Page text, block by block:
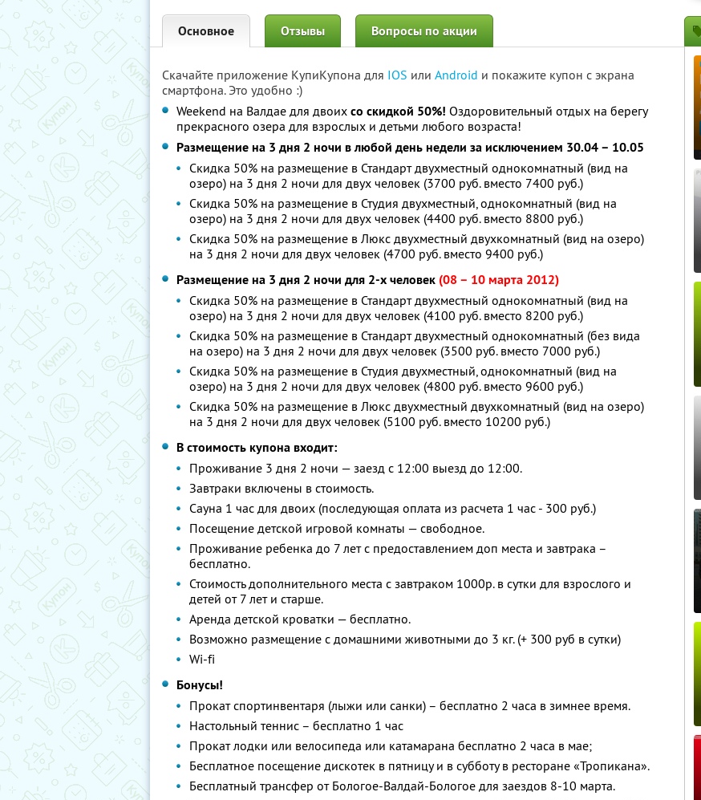
Основное Отзывы Вопросы по акции
Скачайте приложение КупиКупона для IOS или Android и покажите купон с экрана
смартфона. Это удобно :)
Weekend на Валдае для двоих со скидкой 50%! Оздоровительный отдых на берегу
прекрасного озера для взрослых и детьми любого возраста!
Размещение на 3 дня 2 ночи в любой день недели за исключением 30.04 – 10.05
Скидка 50% на размещение в Стандарт двухместный однокомнатный (вид на
озеро) на 3 дня 2 ночи для двух человек (3700 руб. вместо 7400 руб.)
Скидка 50% на размещение в Студия двухместный, однокомнатный (вид на
озеро) на 3 дня 2 ночи для двух человек (4400 руб. вместо 8800 руб.)
Скидка 50% на размещение в Люкс двухместный двухкомнатный (вид на озеро)
на 3 дня 2 ночи для двух человек (4700 руб. вместо 9400 руб.)
Размещение на 3 дня 2 ночи для 2-х человек (08 – 10 марта 2012)
Скидка 50% на размещение в Стандарт двухместный однокомнатный (вид на
озеро) на 3 дня 2 ночи для двух человек (4100 руб. вместо 8200 руб.)
Скидка 50% на размещение в Стандарт двухместный однокомнатный (без вида
на озеро) на 3 дня 2 ночи для двух человек (3500 руб. вместо 7000 руб.)
Скидка 50% на размещение в Студия двухместный, однокомнатный (вид на
озеро) на 3 дня 2 ночи для двух человек (4800 руб. вместо 9600 руб.)
Скидка 50% на размещение в Люкс двухместный двухкомнатный (вид на озеро)
на 3 дня 2 ночи для двух человек (5100 руб. вместо 10200 руб.)
В стоимость купона входит:
Проживание 3 дня 2 ночи — заезд с 12:00 выезд до 12:00.
Завтраки включены в стоимость.
Сауна 1 час для двоих (последующая оплата из расчета 1 час - 300 руб.)
Посещение детской игровой комнаты — свободное.
Проживание ребенка до 7 лет с предоставлением доп места и завтрака –
бесплатно.
Стоимость дополнительного места с завтраком 1000р. в сутки для взрослого и
детей от 7 лет и старше.
Аренда детской кроватки — бесплатно.
Возможно размещение с домашними животными до 3 кг. (+ 300 руб в сутки)
Wi-fi
Бонусы!
Прокат спортинвентаря (лыжи или санки) – бесплатно 2 часа в зимнее время.
Настольный теннис – бесплатно 1 час
Прокат лодки или велосипеда или катамарана бесплатно 2 часа в мае;
Бесплатное посещение дискотек в пятницу и в субботу в ресторане «Тропикана».
Бесплатный трансфер от Бологое-Валдай-Бологое для заездов 8-10 марта.